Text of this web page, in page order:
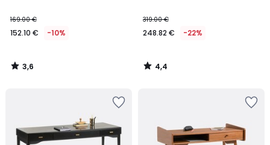
169.00 €
152.10 € -10%
3,6
/
319.00 €
248.82 € -22%
4,4
/